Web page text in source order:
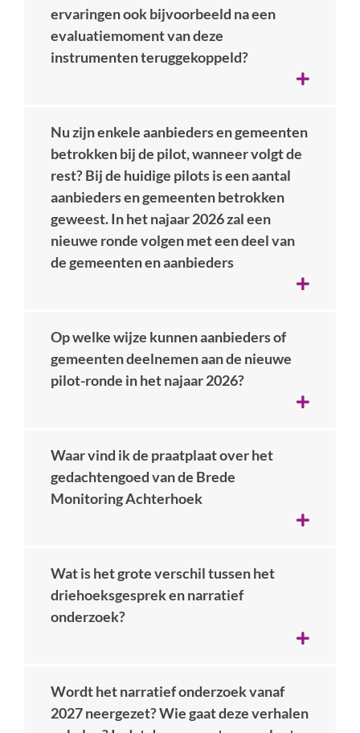
ervaringen ook bijvoorbeeld na een
evaluatiemoment van deze
instrumenten teruggekoppeld?
Nu zijn enkele aanbieders en gemeenten
betrokken bij de pilot, wanneer volgt de
rest? Bij de huidige pilots is een aantal
aanbieders en gemeenten betrokken
geweest. In het najaar 2026 zal een
nieuwe ronde volgen met een deel van
de gemeenten en aanbieders
Op welke wijze kunnen aanbieders of
gemeenten deelnemen aan de nieuwe
pilot-ronde in het najaar 2026?
Waar vind ik de praatplaat over het
gedachtengoed van de Brede
Monitoring Achterhoek
Wat is het grote verschil tussen het
driehoeksgesprek en narratief
onderzoek?
Wordt het narratief onderzoek vanaf
2027 neergezet? Wie gaat deze verhalen